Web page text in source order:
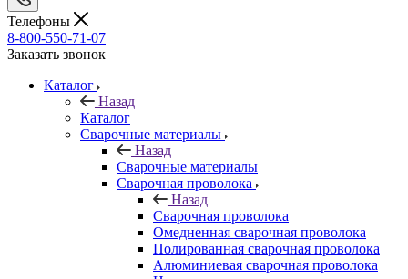
Телефоны
8-800-550-71-07
Заказать звонок
Каталог
Назад
Каталог
Сварочные материалы
Назад
Сварочные материалы
Сварочная проволока
Назад
Сварочная проволока
Омедненная сварочная проволока
Полированная сварочная проволока
Алюминиевая сварочная проволока